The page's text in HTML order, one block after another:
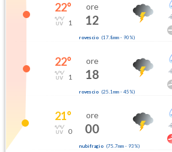
22°
1
ore
12
rovescio (17.8mm- 90 %)
22°
1
ore
18
rovescio (25.1mm- 45 %)
21°
0
ore
00
nubifragio (75.7mm- 93 %)